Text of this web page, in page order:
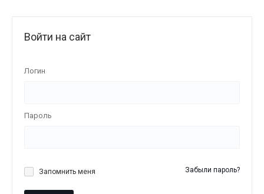
Войти на сайт
Логин
Пароль
Запомнить меня Забыли пароль?